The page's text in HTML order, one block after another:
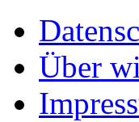
Über